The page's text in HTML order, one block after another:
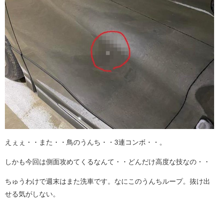
えぇぇ・・また・・鳥のうんち・・3連コンボ・・。
しかも今回は側面攻めてくるなんて・・どんだけ高度な技なの・・
ちゅうわけで週末はまた洗車です。なにこのうんちループ。抜け出
せる気がしない。